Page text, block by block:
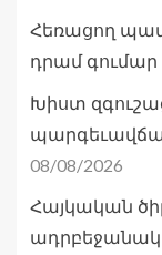
Հեռացող
դրամ
Խիստ
08/08/2026
Հայկական